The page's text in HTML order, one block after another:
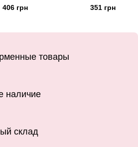
Senza Dita daino бежевый
406 грн
бежевый L
351 грн
товары
наличие
склад